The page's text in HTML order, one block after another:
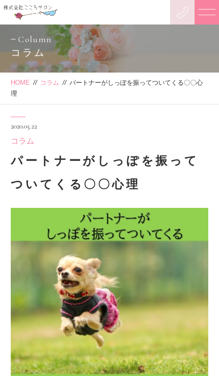
Column
コラム
HOME // コラム // パートナーがしっぽを振ってついてくる〇〇心
理
2020.05.22
コラム
パートナーがしっぽを振って
ついてくる〇〇心理